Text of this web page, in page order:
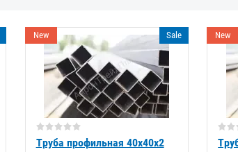
New Sale
Труба профильная 40х40х2
New